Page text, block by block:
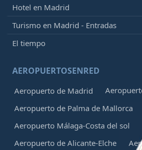
Hotel en Madrid
Turismo en Madrid - Entradas
El tiempo
AEROPUERTOSENRED
Aeropuerto de Madrid
Aeropuerto de Palma de Mallorca
Aeropuerto Málaga-Costa del sol
Aeropuerto de Alicante-Elche